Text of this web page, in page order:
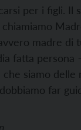
per i figli. Il
madre di
fatta persona
che siamo delle
far